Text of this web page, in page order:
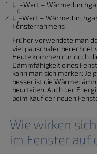
U
g
-Wert –
U
f
-Wert –
Fensterrahmens
Früher verwendete man
viel pauschaler berechnet
Heute kommen nur noch
Dämmfähigkeit eines
kann man sich merken: Je
besser ist die
beurteilen. Auch der
beim Kauf der neuen
Wie wirken
im Fenster auf